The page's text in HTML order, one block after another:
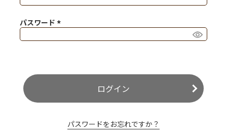
パスワード
ログイン
パスワードをお忘れですか？